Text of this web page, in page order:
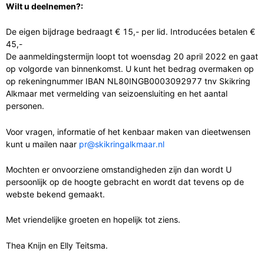
Wilt u deelnemen?:
De eigen bijdrage bedraagt € 15,- per lid. Introducées betalen €
45,-
De aanmeldingstermijn loopt tot woensdag 20 april 2022 en gaat
op volgorde van binnenkomst. U kunt het bedrag overmaken op
op rekeningnummer IBAN NL80INGB0003092977 tnv Skikring
Alkmaar met vermelding van seizoensluiting en het aantal
personen.
Voor vragen, informatie of het kenbaar maken van dieetwensen
kunt u mailen naar pr@skikringalkmaar.nl
Mochten er onvoorziene omstandigheden zijn dan wordt U
persoonlijk op de hoogte gebracht en wordt dat tevens op de
webste bekend gemaakt.
Met vriendelijke groeten en hopelijk tot ziens.
Thea Knijn en Elly Teitsma.